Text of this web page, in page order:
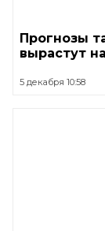
Прогнозы
вырастут
5 декабря 10:58